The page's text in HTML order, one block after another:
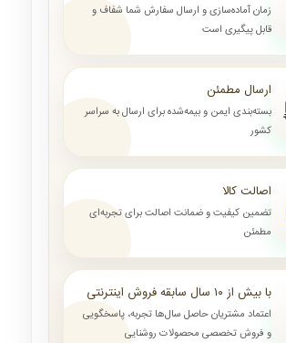
زمان آماده‌سازی و ارسال سفارش شما شفاف و
قابل پیگیری است
ارسال مطمئن
بسته‌بندی ایمن و بیمه‌شده برای ارسال به سراسر
کشور
اصالت کالا
تضمین کیفیت و ضمانت اصالت برای تجربه‌ای
مطمئن
با بیش از ۱۰ سال سابقه فروش اینترنتی
اعتماد مشتریان حاصل سال‌ها تجربه، پاسخگویی
و فروش تخصصی محصولات روشنایی